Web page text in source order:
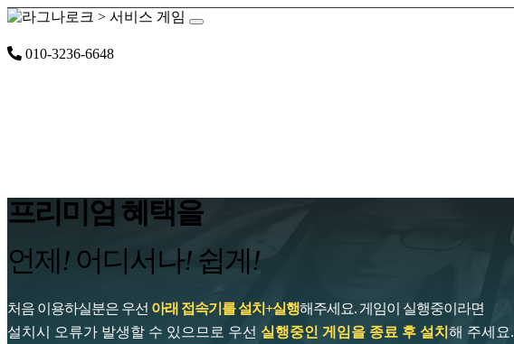
010-3236-6648
프리미엄 혜택을
언제 ! 어디서나! 쉽게 !
처음 이용하실분은 우선 아래 접속기를 설치+실행해주세요. 게임이 실행중이라면
설치시 오류가 발생할 수 있으므로 우선 실행중인 게임을 종료 후 설치 해 주세요.